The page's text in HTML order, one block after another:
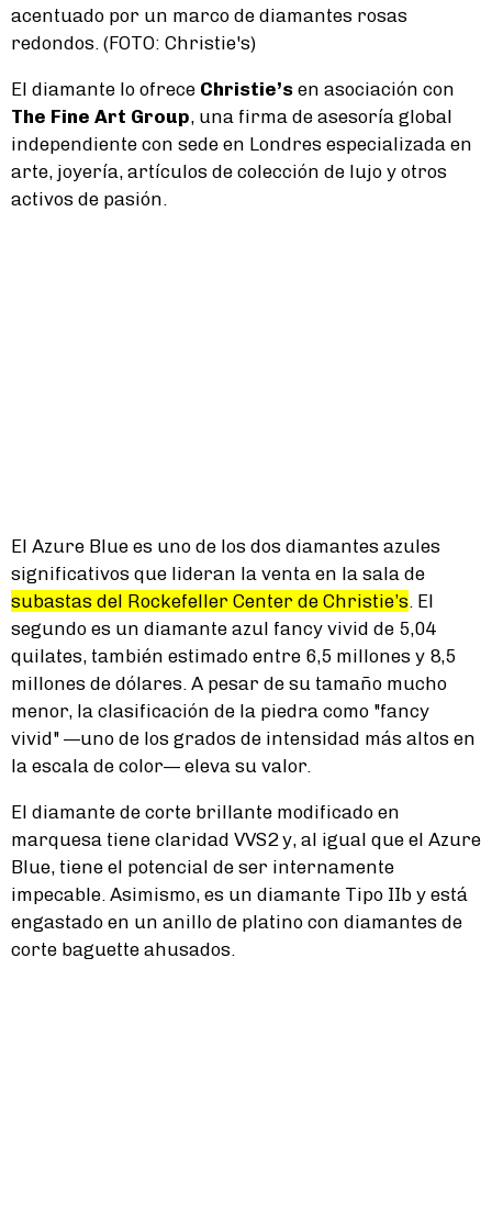
acentuado por un marco de diamantes rosas
redondos. (FOTO: Christie's)
El diamante lo ofrece Christie’s en asociación con
The Fine Art Group, una firma de asesoría global
independiente con sede en Londres especializada en
arte, joyería, artículos de colección de lujo y otros
activos de pasión.
El Azure Blue es uno de los dos diamantes azules
significativos que lideran la venta en la sala de
subastas del Rockefeller Center de Christie’s . El
segundo es un diamante azul fancy vivid de 5,04
quilates, también estimado entre 6,5 millones y 8,5
millones de dólares. A pesar de su tamaño mucho
menor, la clasificación de la piedra como "fancy
vivid" —uno de los grados de intensidad más altos en
la escala de color— eleva su valor.
El diamante de corte brillante modificado en
marquesa tiene claridad VVS2 y, al igual que el Azure
Blue, tiene el potencial de ser internamente
impecable. Asimismo, es un diamante Tipo IIb y está
engastado en un anillo de platino con diamantes de
corte baguette ahusados.